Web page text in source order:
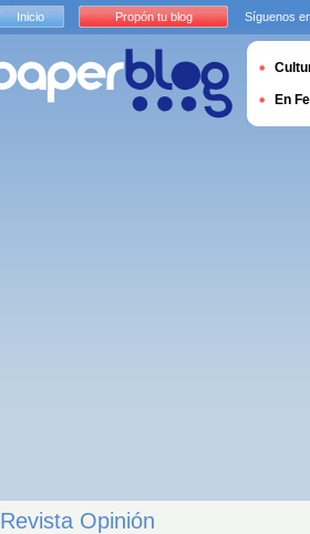
Revista Opinión
Inicio Propón tu blog Síguenos
En